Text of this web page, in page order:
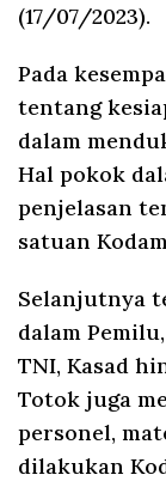
(17/07/2023).
Pada
tentang
dalam
Hal pokok
penjelasan
satuan
Selanjutnya
dalam
TNI, Kasad
Totok juga
personel,
dilakukan